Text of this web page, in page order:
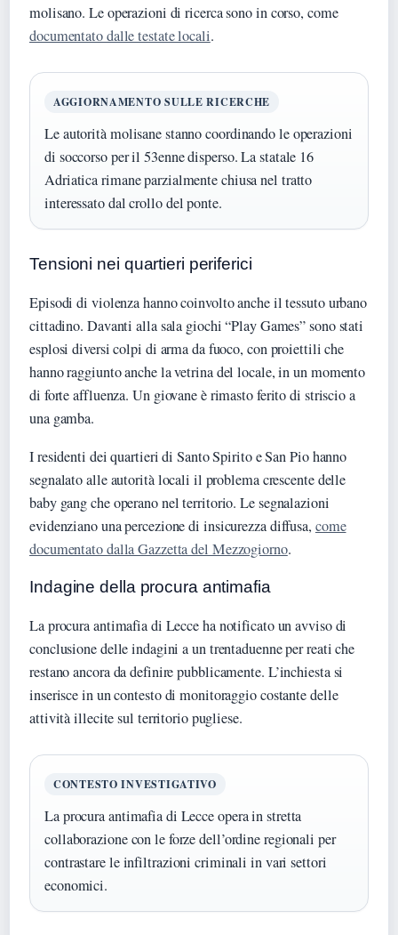
molisano. Le operazioni di ricerca sono in corso, come
documentato dalle testate locali.
AGGIORNAMENTO SULLE RICERCHE
Le autorità molisane stanno coordinando le operazioni
di soccorso per il 53enne disperso. La statale 16
Adriatica rimane parzialmente chiusa nel tratto
interessato dal crollo del ponte.
Tensioni nei quartieri periferici
Episodi di violenza hanno coinvolto anche il tessuto urbano
cittadino. Davanti alla sala giochi “Play Games” sono stati
esplosi diversi colpi di arma da fuoco, con proiettili che
hanno raggiunto anche la vetrina del locale, in un momento
di forte affluenza. Un giovane è rimasto ferito di striscio a
una gamba.
I residenti dei quartieri di Santo Spirito e San Pio hanno
segnalato alle autorità locali il problema crescente delle
baby gang che operano nel territorio. Le segnalazioni
evidenziano una percezione di insicurezza diffusa, come
documentato dalla Gazzetta del Mezzogiorno.
Indagine della procura antimafia
La procura antimafia di Lecce ha notificato un avviso di
conclusione delle indagini a un trentaduenne per reati che
restano ancora da definire pubblicamente. L’inchiesta si
inserisce in un contesto di monitoraggio costante delle
attività illecite sul territorio pugliese.
CONTESTO INVESTIGATIVO
La procura antimafia di Lecce opera in stretta
collaborazione con le forze dell’ordine regionali per
contrastare le infiltrazioni criminali in vari settori
economici.